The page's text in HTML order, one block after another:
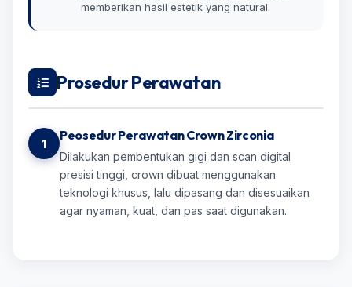
memberikan hasil estetik yang natural.
Prosedur Perawatan
1
Peosedur Perawatan Crown Zirconia
Dilakukan pembentukan gigi dan scan digital
presisi tinggi, crown dibuat menggunakan
teknologi khusus, lalu dipasang dan disesuaikan
agar nyaman, kuat, dan pas saat digunakan.